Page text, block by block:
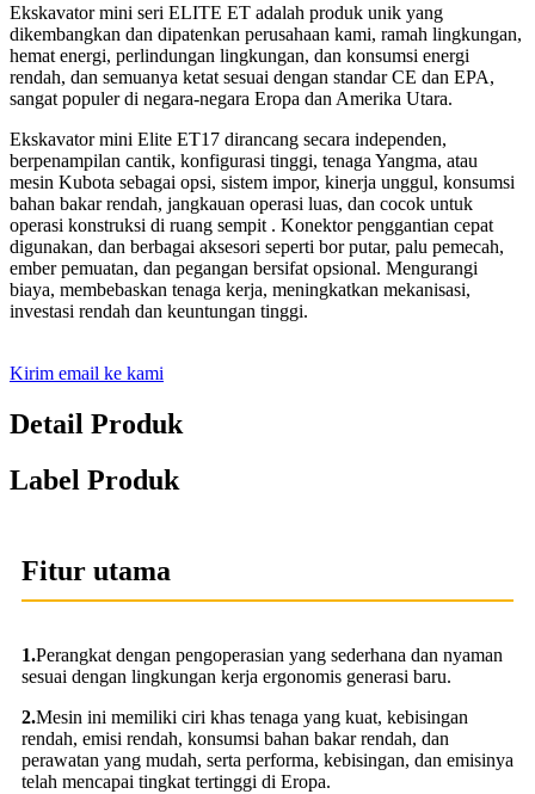
Ekskavator mini seri ELITE ET adalah produk unik yang
dikembangkan dan dipatenkan perusahaan kami, ramah lingkungan,
hemat energi, perlindungan lingkungan, dan konsumsi energi
rendah, dan semuanya ketat sesuai dengan standar CE dan EPA,
sangat populer di negara-negara Eropa dan Amerika Utara.
Ekskavator mini Elite ET17 dirancang secara independen,
berpenampilan cantik, konfigurasi tinggi, tenaga Yangma, atau
mesin Kubota sebagai opsi, sistem impor, kinerja unggul, konsumsi
bahan bakar rendah, jangkauan operasi luas, dan cocok untuk
operasi konstruksi di ruang sempit . Konektor penggantian cepat
digunakan, dan berbagai aksesori seperti bor putar, palu pemecah,
ember pemuatan, dan pegangan bersifat opsional. Mengurangi
biaya, membebaskan tenaga kerja, meningkatkan mekanisasi,
investasi rendah dan keuntungan tinggi.
Kirim email ke kami
Detail Produk
Label Produk
Fitur utama
1.Perangkat dengan pengoperasian yang sederhana dan nyaman
sesuai dengan lingkungan kerja ergonomis generasi baru.
2.Mesin ini memiliki ciri khas tenaga yang kuat, kebisingan
rendah, emisi rendah, konsumsi bahan bakar rendah, dan
perawatan yang mudah, serta performa, kebisingan, dan emisinya
telah mencapai tingkat tertinggi di Eropa.